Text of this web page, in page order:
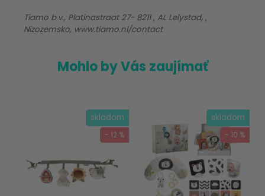
Tiamo b.v., Platinastraat 27- 8211 , AL Lelystad, ,
Nizozemsko, www.tiamo.nl/contact
Mohlo by Vás zaujímať
skladom
- 12 %
skladom
- 10 %